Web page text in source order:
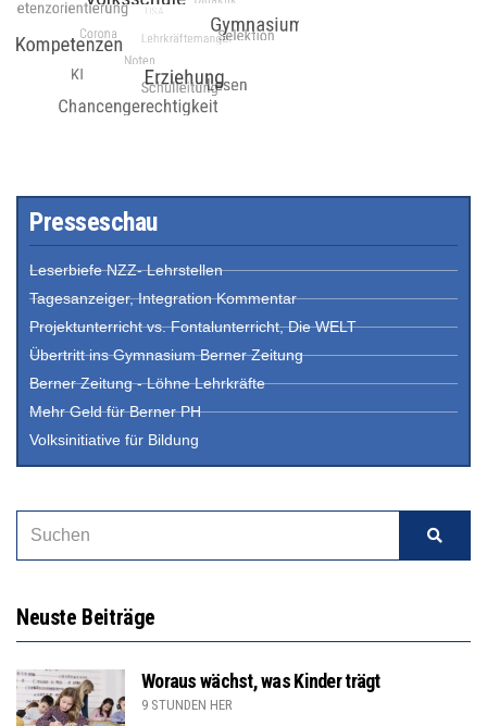
Presseschau
Leserbiefe NZZ- Lehrstellen
Tagesanzeiger, Integration Kommentar
Projektunterricht vs. Fontalunterricht, Die WELT
Übertritt ins Gymnasium Berner Zeitung
Berner Zeitung - Löhne Lehrkräfte
Mehr Geld für Berner PH
Volksinitiative für Bildung
Neuste Beiträge
Woraus wächst, was Kinder trägt
9 STUNDEN HER